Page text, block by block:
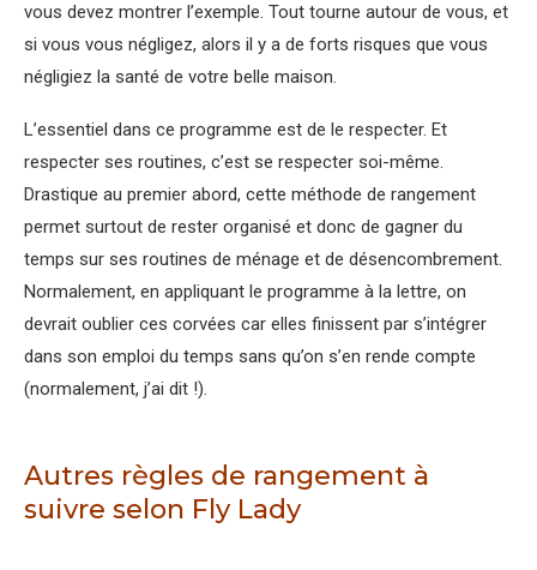
vous devez montrer l’exemple. Tout tourne autour de vous, et
si vous vous négligez, alors il y a de forts risques que vous
négligiez la santé de votre belle maison.
L’essentiel dans ce programme est de le respecter. Et
respecter ses routines, c’est se respecter soi-même.
Drastique au premier abord, cette méthode de rangement
permet surtout de rester organisé et donc de gagner du
temps sur ses routines de ménage et de désencombrement.
Normalement, en appliquant le programme à la lettre, on
devrait oublier ces corvées car elles finissent par s’intégrer
dans son emploi du temps sans qu’on s’en rende compte
(normalement, j’ai dit !).
Autres règles de rangement à
suivre selon Fly Lady